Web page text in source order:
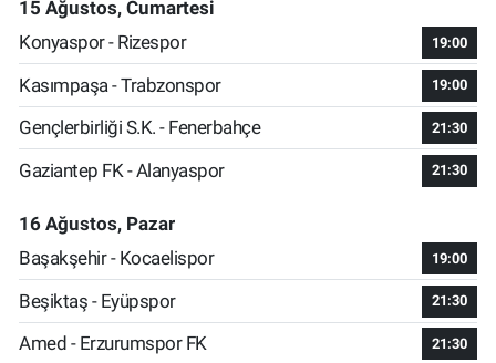
15 Ağustos, Cumartesi
Konyaspor - Rizespor
19:00
Kasımpaşa - Trabzonspor 19:00
Gençlerbirliği S.K. - Fenerbahçe 21:30
Gaziantep FK - Alanyaspor 21:30
16 Ağustos, Pazar
Başakşehir - Kocaelispor
19:00
Beşiktaş - Eyüpspor 21:30
Amed - Erzurumspor FK 21:30